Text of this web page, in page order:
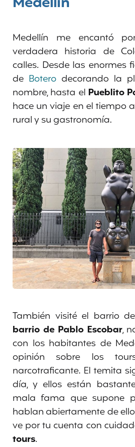
Medellín me encantó
verdadera historia de
calles. Desde las enormes
de Botero decorando la
nombre, hasta el Pueblito
hace un viaje en el tiempo
rural y su gastronomía.
También visité el barrio de
barrio de Pablo Escobar,
con los habitantes de
opinión sobre los
narcotraficante. El temita
día, y ellos están
mala fama que supone
hablan abiertamente de
ve por tu cuenta con
tours.